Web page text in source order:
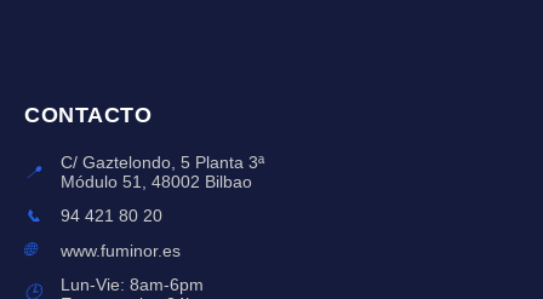
CONTACTO
📍
C/ Gaztelondo, 5 Planta 3ª
Módulo 51, 48002 Bilbao
📞
94 421 80 20
🌐
www.fuminor.es
🕒
Lun-Vie: 8am-6pm